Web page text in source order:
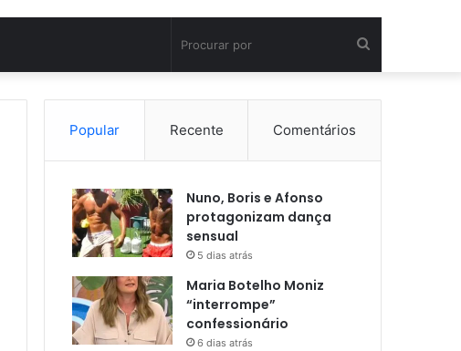
por
Popular Recente Comentários
Nuno, Boris e Afonso
protagonizam dança
sensual
5 dias atrás
Maria Botelho Moniz
“interrompe”
confessionário
6 dias atrás